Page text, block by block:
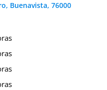
Buenavista, 76000